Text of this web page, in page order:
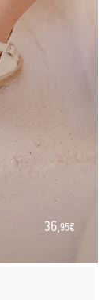
36, 95€